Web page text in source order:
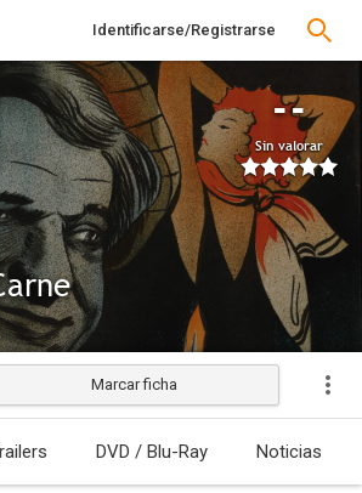
Identificarse/Registrarse
--
Sin valorar
Estrenada
Marcar ficha
DVD / Blu-Ray Noticias